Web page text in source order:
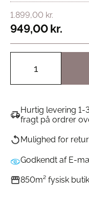
1.899,00 kr.
949,00kr.
Hurtig levering 1-
fragt på ordrer
Mulighed for
Godkendt af E-
850m² fysisk